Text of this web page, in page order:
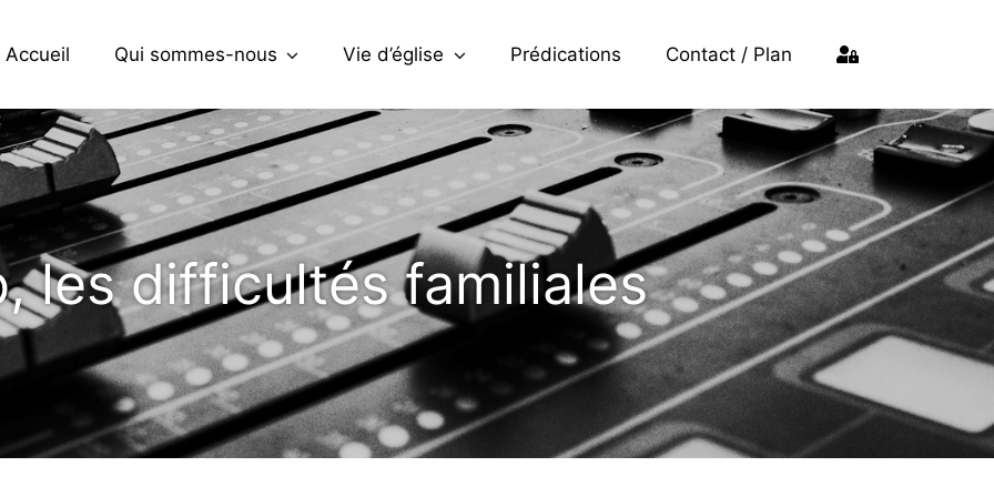
Accueil Qui sommes-nous Vie d’église Prédications Contact / Plan
les difficultés familiales